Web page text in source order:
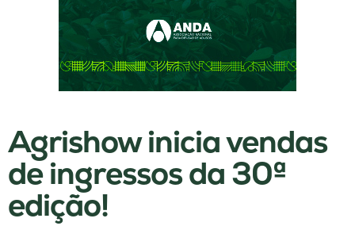
Agrishow inicia vendas
de ingressos da 30ª
edição!